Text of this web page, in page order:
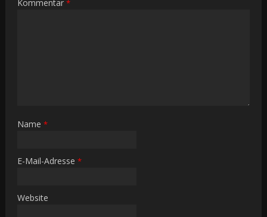
Kommentar*
Name*
E-Mail-Adresse*
Website